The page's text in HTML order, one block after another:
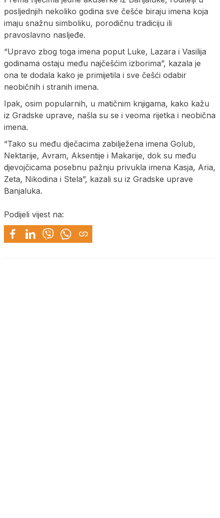
posljednjih nekoliko godina sve češće biraju imena koja
imaju snažnu simboliku, porodičnu tradiciju ili
pravoslavno nasljeđe.
“Upravo zbog toga imena poput Luke, Lazara i Vasilija
godinama ostaju među najčešćim izborima”, kazala je
ona te dodala kako je primijetila i sve češći odabir
neobičnih i stranih imena.
Ipak, osim popularnih, u matičnim knjigama, kako kažu
iz Gradske uprave, našla su se i veoma rijetka i neobična
imena.
“Tako su među dječacima zabilježena imena Golub,
Nektarije, Avram, Aksentije i Makarije, dok su među
djevojčicama posebnu pažnju privukla imena Kasja, Aria,
Zeta, Nikodina i Stela”, kazali su iz Gradske uprave
Banjaluka.
Podijeli vijest na: